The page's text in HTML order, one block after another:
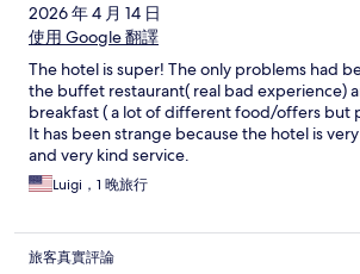
2026 年 4 月 14 日
使用 Google 翻譯
The hotel is super! The only problems had
the buffet restaurant( real bad experience)
breakfast ( a lot of different food/offers but
It has been strange because the hotel is
and very kind service.
Luigi，1 晚旅行
旅客真實評論